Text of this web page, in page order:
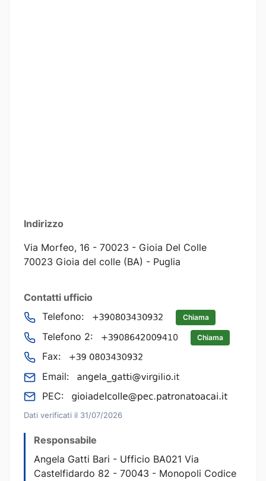
Indirizzo
Via Morfeo, 16 - 70023 - Gioia Del Colle
70023 Gioia del colle (BA) - Puglia
Contatti ufficio
Telefono:
Chiama
Telefono 2: Chiama
Fax:
Email:
PEC:
Dati verificati il 31/07/2026
Responsabile
Angela Gatti Bari - Ufficio BA021 Via
Castelfidardo 82 - 70043 - Monopoli Codice